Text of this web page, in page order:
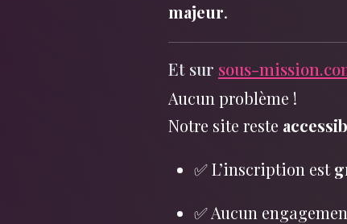
majeur.
Et sur sous-
Aucun problème !
Notre site reste
✅ L’inscription est
✅ Aucun